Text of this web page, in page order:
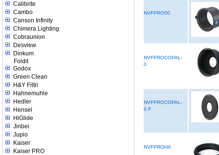
Calibrite
Cambo
Canson Infinity
Chimera Lighting
Cobraunion
Desview
Dinkum
Foldit
Godox
Green Clean
H&Y Filtri
Hahnemuhle
Hedler
Hensel
HiGlide
Jinbei
Jupio
Kaiser
Kaiser PRO
NVFPRO50
NVFPROCOPAL-
0
NVFPROCOPAL-
0 F
NVFPROHA